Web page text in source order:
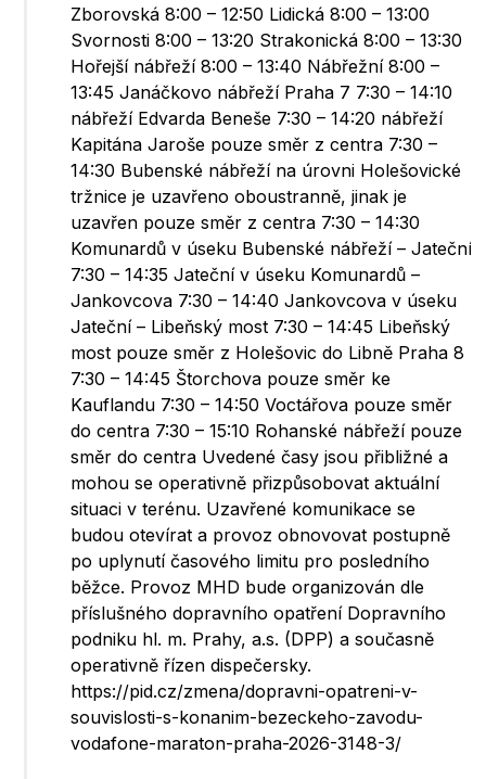
Zborovská 8:00 – 12:50 Lidická 8:00 – 13:00
Svornosti 8:00 – 13:20 Strakonická 8:00 – 13:30
Hořejší nábřeží 8:00 – 13:40 Nábřežní 8:00 –
13:45 Janáčkovo nábřeží Praha 7 7:30 – 14:10
nábřeží Edvarda Beneše 7:30 – 14:20 nábřeží
Kapitána Jaroše pouze směr z centra 7:30 –
14:30 Bubenské nábřeží na úrovni Holešovické
tržnice je uzavřeno oboustranně, jinak je
uzavřen pouze směr z centra 7:30 – 14:30
Komunardů v úseku Bubenské nábřeží – Jateční
7:30 – 14:35 Jateční v úseku Komunardů –
Jankovcova 7:30 – 14:40 Jankovcova v úseku
Jateční – Libeňský most 7:30 – 14:45 Libeňský
most pouze směr z Holešovic do Libně Praha 8
7:30 – 14:45 Štorchova pouze směr ke
Kauflandu 7:30 – 14:50 Voctářova pouze směr
do centra 7:30 – 15:10 Rohanské nábřeží pouze
směr do centra Uvedené časy jsou přibližné a
mohou se operativně přizpůsobovat aktuální
situaci v terénu. Uzavřené komunikace se
budou otevírat a provoz obnovovat postupně
po uplynutí časového limitu pro posledního
běžce. Provoz MHD bude organizován dle
příslušného dopravního opatření Dopravního
podniku hl. m. Prahy, a.s. (DPP) a současně
operativně řízen dispečersky.
https://pid.cz/zmena/dopravni-opatreni-v-
souvislosti-s-konanim-bezeckeho-zavodu-
vodafone-maraton-praha-2026-3148-3/